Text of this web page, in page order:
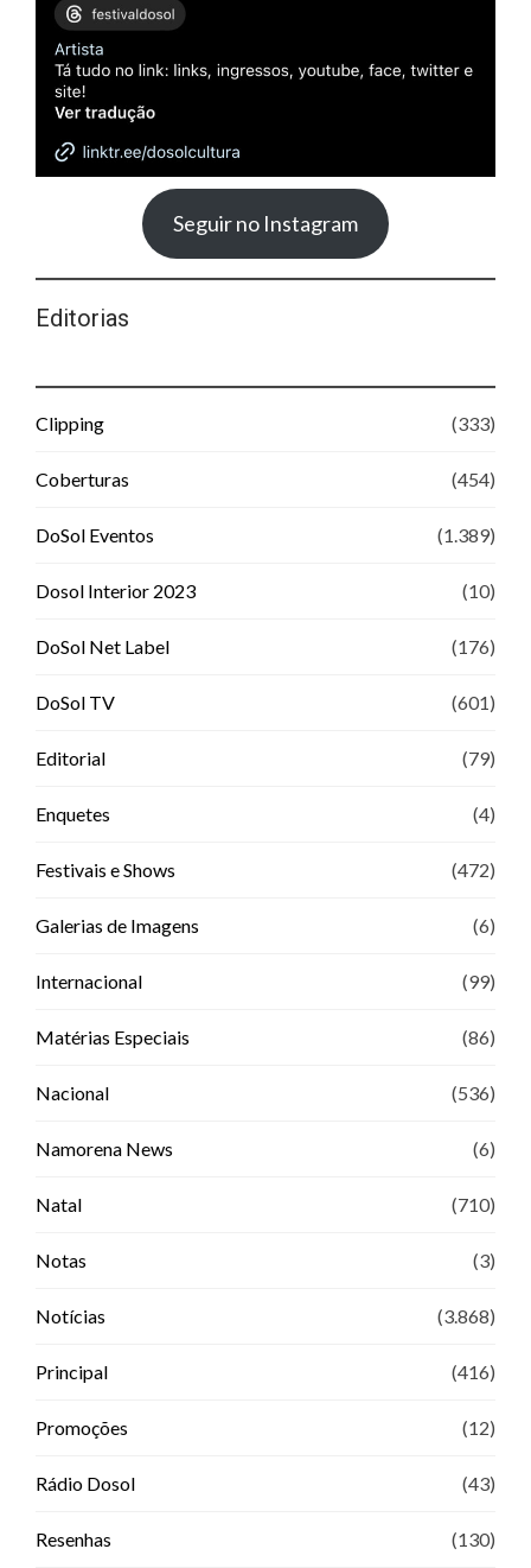
Seguir no Instagram
Editorias
Clipping (333)
Coberturas (454)
DoSol Eventos (1.389)
Dosol Interior 2023 (10)
DoSol Net Label (176)
DoSol TV (601)
Editorial (79)
Enquetes (4)
Festivais e Shows (472)
Galerias de Imagens (6)
Internacional (99)
Matérias Especiais (86)
Nacional (536)
Namorena News (6)
Natal (710)
Notas (3)
Notícias (3.868)
Principal (416)
Promoções (12)
Rádio Dosol (43)
Resenhas (130)